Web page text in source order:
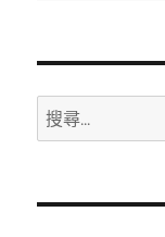
搜
尋
鍵